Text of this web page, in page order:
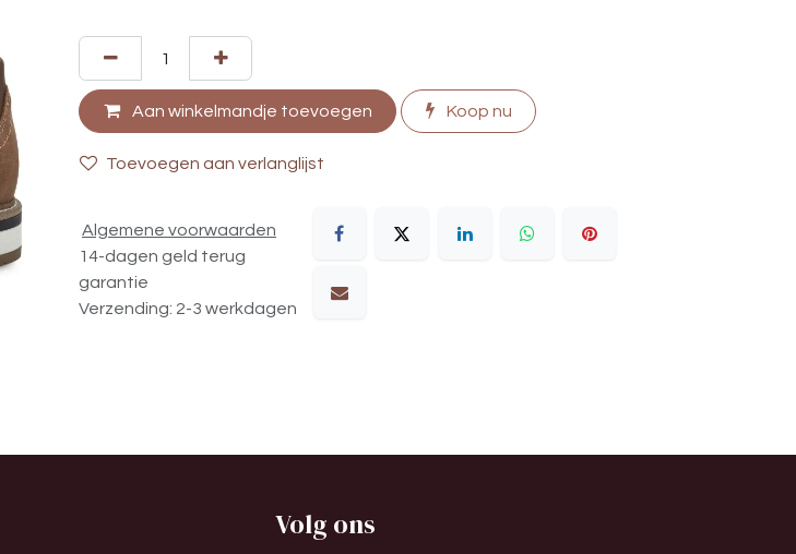
Aan winkelmandje toevoegen Koop nu
Toevoegen aan verlanglijst
Algemene voorwaarden
14-dagen geld terug
garantie
Verzending: 2-3 werkdagen
Volg ons